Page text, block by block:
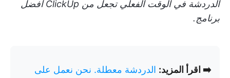
الدردشة في الوقت الفعلي تجعل من ClickUp أفضل
برنامج.
➡️ اقرأ المزيد: الدردشة معطلة. نحن نعمل على